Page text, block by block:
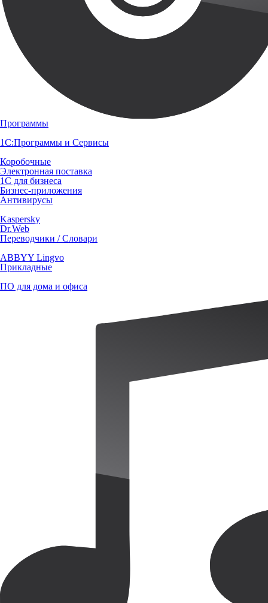
Программы
1С:Программы и Сервисы
Коробочные
Электронная поставка
1С для бизнеса
Бизнес-приложения
Антивирусы
Kaspersky
Dr.Web
Переводчики / Словари
ABBYY Lingvo
Прикладные
ПО для дома и офиса